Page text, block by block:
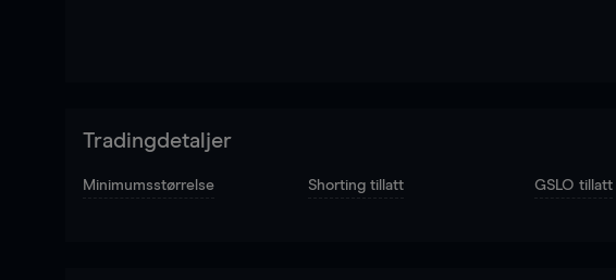
Tradingdetaljer
Minimumsstørrelse Shorting tillatt GSLO tillatt